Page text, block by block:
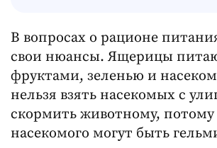
В вопросах о рационе
свои нюансы. Ящерицы
фруктами, зеленью и
нельзя взять насекомых с
скормить животному, потому
насекомого могут быть